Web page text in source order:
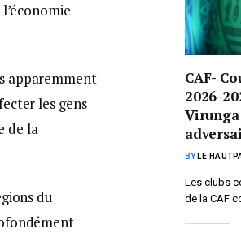
apparemment
les gens
de la
du
CAF-
2026-
BY LE
Les clubs
de la CAF
…